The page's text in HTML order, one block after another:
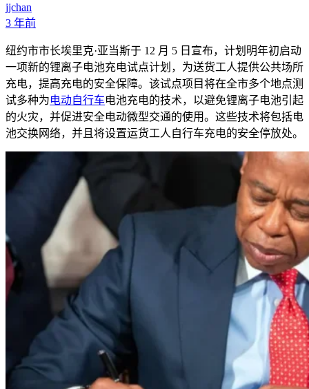
jjchan
3 年前
纽约市市长埃里克·亚当斯于 12 月 5 日宣布，计划明年初启动
一项新的锂离子电池充电试点计划，为送货工人提供公共场所
充电，提高充电的安全保障。该试点项目将在全市多个地点测
试多种为电动自行车电池充电的技术，以避免锂离子电池引起
的火灾，并促进安全电动微型交通的使用。这些技术将包括电
池交换网络，并且将设置运货工人自行车充电的安全停放处。